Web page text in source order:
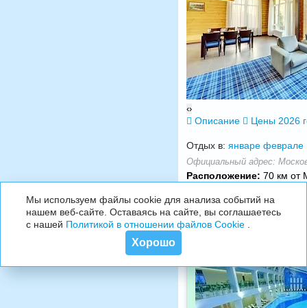
‹›
Описание Цены 2026
Отдых в: январе феврале
Официальный адрес:
Расположение: 70 км от
Мы используем файлы cookie для анализа событий на
нашем веб-сайте. Оставаясь на сайте, вы соглашаетесь
с нашей Политикой в отношении файлов Cookie.
Хорошо